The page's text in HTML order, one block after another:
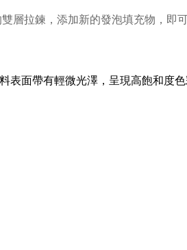
層拉鍊，添加新的發泡填充物，即
表面帶有輕微光澤 ，呈現高飽和度